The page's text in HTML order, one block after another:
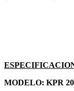
MODELO: KPR